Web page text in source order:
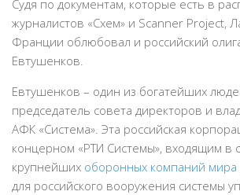
Судя по документам, которые есть в
журналистов «Схем» и Scanner Project,
Франции облюбовал и российский
Евтушенков.
Евтушенков – один из богатейших
председатель совета директоров и
АФК «Система». Эта российская
концерном «РТИ Системы», входящим в
крупнейших оборонных компаний мира
для российского вооружения системы